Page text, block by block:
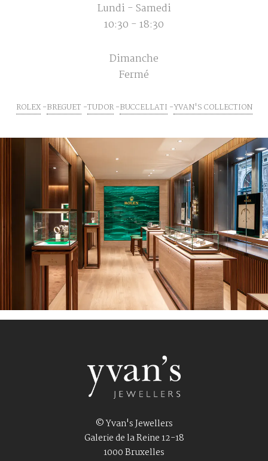
Lundi - Samedi
10:30 - 18:30
Dimanche
Fermé
ROLEX BREGUET TUDOR BUCCELLATI YVAN'S COLLECTION
© Yvan's Jewellers
Galerie de la Reine 12-18
1000 Bruxelles